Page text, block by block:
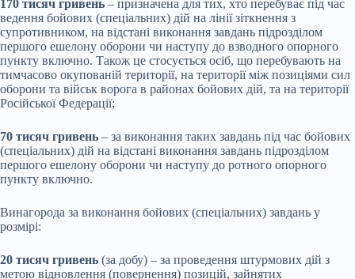
170 тисяч гривень – призначена для тих, хто перебуває під час
ведення бойових (спеціальних) дій на лінії зіткнення з
супротивником, на відстані виконання завдань підрозділом
першого ешелону оборони чи наступу до взводного опорного
пункту включно. Також це стосується осіб, що перебувають на
тимчасово окупованій території, на території між позиціями сил
оборони та військ ворога в районах бойових дій, та на території
Російської Федерації;
70 тисяч гривень – за виконання таких завдань під час бойових
(спеціальних) дій на відстані виконання завдань підрозділом
першого ешелону оборони чи наступу до ротного опорного
пункту включно.
Винагорода за виконання бойових (спеціальних) завдань у
розмірі:
20 тисяч гривень (за добу) – за проведення штурмових дій з
метою відновлення (повернення) позицій, зайнятих